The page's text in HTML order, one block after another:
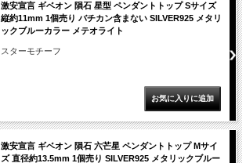
激安宣言 ギベオン 隕石 星型 ペンダントトップ Sサイズ
縦約11mm 1個売り バチカン含まない SILVER925 メタリ
ックブルーカラー メテオライト
スターモチーフ
激安宣言 ギベオン 隕石 六芒星 ペンダントトップ Mサイ
ズ 直径約13.5mm 1個売り SILVER925 メタリックブルー